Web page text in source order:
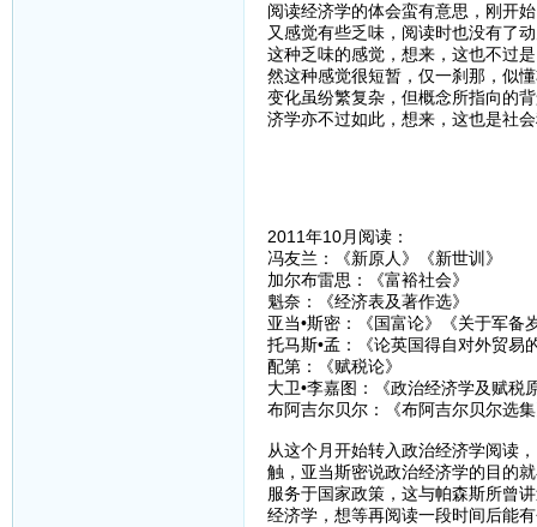
阅读经济学的体会蛮有意思，刚开
又感觉有些乏味，阅读时也没有了
这种乏味的感觉，想来，这也不过
然这种感觉很短暂，仅一刹那，似
变化虽纷繁复杂，但概念所指向的
济学亦不过如此，想来，这也是社
2011年10月阅读：
冯友兰：《新原人》《新世训》
加尔布雷思：《富裕社会》
魁奈：《经济表及著作选》
亚当•斯密：《国富论》《关于军备
托马斯•孟：《论英国得自对外贸易
配第：《赋税论》
大卫•李嘉图：《政治经济学及赋税
布阿吉尔贝尔：《布阿吉尔贝尔选
从这个月开始转入政治经济学阅读
触，亚当斯密说政治经济学的目的
服务于国家政策，这与帕森斯所曾
经济学，想等再阅读一段时间后能